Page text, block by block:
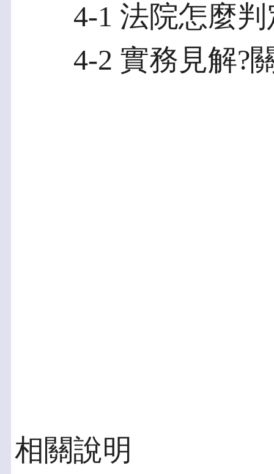
4-1 法院怎麼判
4-2 實務見解?關
相關說明